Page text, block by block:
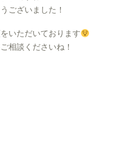
ございました！
いただいております
相談くださいね！